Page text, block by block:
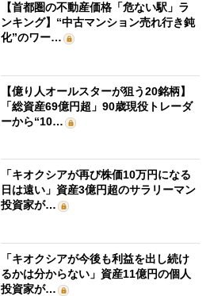
【首都圏の不動産価格「危ない駅」ラ
ンキング】“中古マンション売れ行き鈍
化”のワー…
【億り人オールスターが狙う20銘柄】
「総資産69億円超」90歳現役トレーダ
ーから“10…
「キオクシアが再び株価10万円になる
日は遠い」資産3億円超のサラリーマン
投資家が…
「キオクシアが今後も利益を出し続け
るかは分からない」資産11億円の個人
投資家が…